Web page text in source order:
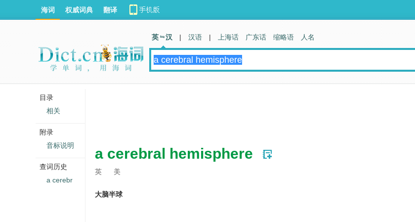
a cerebral hemisphere
英 美
大脑半球
海词 权威词典 翻译
英 汉 | 汉语 | 上海话 广东话 缩略语 人名
目录
相关
附录
音标说明
查词历史
a cerebr